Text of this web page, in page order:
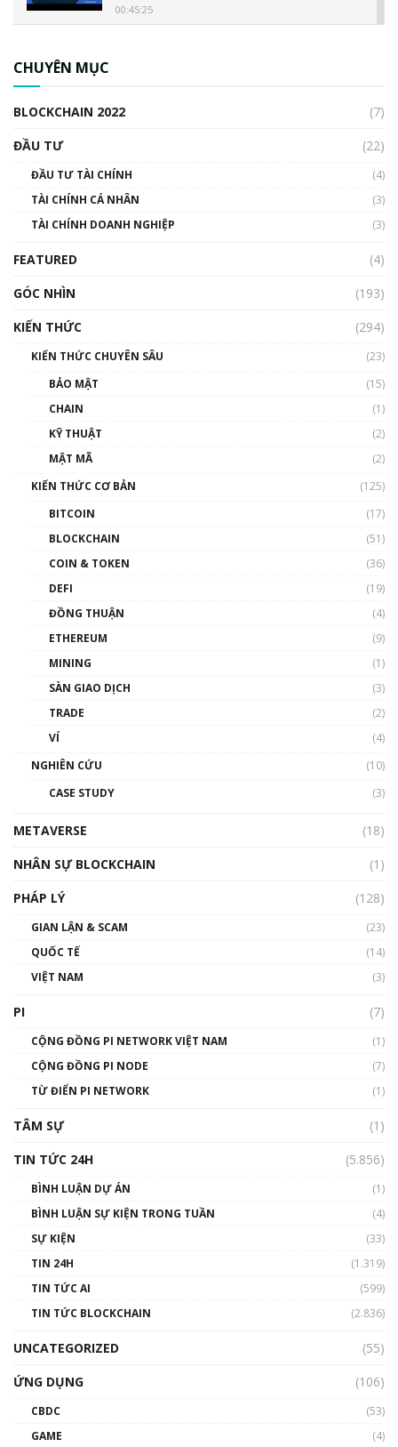
00:45:25
00:02:14
Nhìn lại năm 2022: Những sự kiện ảnh hưởng
đến hệ sinh thái tiền mã hoá | Phổ cập
00:43:47
như thể nào?
00:39:31
Phổ cập Blockchain
thống & Crypto qua các cuộc chiến | Phổ cập
01:32:59
gió ấm
Talkshow 14: MemeCoin – Trò đùa tỷ đô
01:29:26
CHUYÊN MỤC
BLOCKCHAIN 2022
(7)
ĐẦU TƯ
(22)
ĐẦU TƯ TÀI CHÍNH
(4)
TÀI CHÍNH CÁ NHÂN
(3)
TÀI CHÍNH DOANH NGHIỆP
(3)
FEATURED
(4)
GÓC NHÌN
(193)
KIẾN THỨC
(294)
KIẾN THỨC CHUYÊN SÂU
(23)
BẢO MẬT
(15)
CHAIN
(1)
KỸ THUẬT
(2)
MẬT MÃ
(2)
KIẾN THỨC CƠ BẢN
(125)
BITCOIN
(17)
BLOCKCHAIN
(51)
COIN & TOKEN
(36)
DEFI
(19)
ĐỒNG THUẬN
(4)
ETHEREUM
(9)
MINING
(1)
SÀN GIAO DỊCH
(3)
TRADE
(2)
VÍ
(4)
NGHIÊN CỨU
(10)
CASE STUDY
(3)
METAVERSE
(18)
NHÂN SỰ BLOCKCHAIN
(1)
PHÁP LÝ
(128)
GIAN LẬN & SCAM
(23)
QUỐC TẾ
(14)
VIỆT NAM
(3)
PI (7)
CỘNG ĐỒNG PI NETWORK VIỆT NAM
(1)
CỘNG ĐỒNG PI NODE
(7)
TỪ ĐIỂN PI NETWORK
(1)
TÂM SỰ
(1)
TIN TỨC 24H
(5.856)
BÌNH LUẬN DỰ ÁN
(1)
BÌNH LUẬN SỰ KIỆN TRONG TUẦN
(4)
SỰ KIỆN
(33)
TIN 24H
(1.319)
TIN TỨC AI
(599)
TIN TỨC BLOCKCHAIN
(2.836)
UNCATEGORIZED
(55)
ỨNG DỤNG
(106)
CBDC
(53)
GAME
(4)